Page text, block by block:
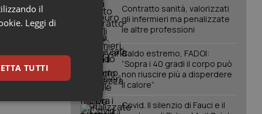
trascorsi in
dopo l’ok
Contratto sanità, valorizzati
gli infermieri ma penalizzate
le altre professioni
Caldo estremo, FADOI:
“Sopra i 40 gradi il corpo può
non riuscire più a disperdere
il calore”
Covid. Il silenzio di Fauci e il
il
Leggi di
TUTTI